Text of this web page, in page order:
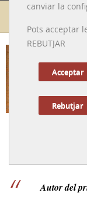
canviar la
Pots acceptar
REBUTJAR
Acceptar
Rebutjar
Galeria de
Autor del